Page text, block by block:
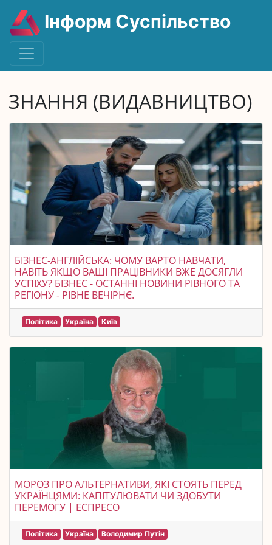
Інформ Суспільство
ЗНАННЯ (ВИДАВНИЦТВО)
БІЗНЕС-АНГЛІЙСЬКА: ЧОМУ ВАРТО НАВЧАТИ,
НАВІТЬ ЯКЩО ВАШІ ПРАЦІВНИКИ ВЖЕ ДОСЯГЛИ
УСПІХУ? БІЗНЕС - ОСТАННІ НОВИНИ РІВНОГО ТА
РЕГІОНУ - РІВНЕ ВЕЧІРНЄ.
Політика Україна Київ
МОРОЗ ПРО АЛЬТЕРНАТИВИ, ЯКІ СТОЯТЬ ПЕРЕД
УКРАЇНЦЯМИ: КАПІТУЛЮВАТИ ЧИ ЗДОБУТИ
ПЕРЕМОГУ | ЕСПРЕСО
Політика Україна Володимир Путін